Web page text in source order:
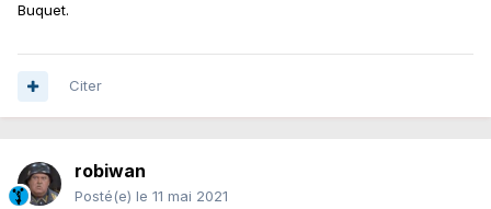
Buquet.
Citer
robiwan
Posté(e) le 11 mai 2021